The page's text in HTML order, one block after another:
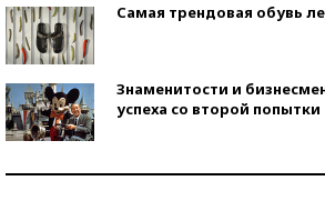
Самая трендовая обувь
Знаменитости и
успеха со второй попытки